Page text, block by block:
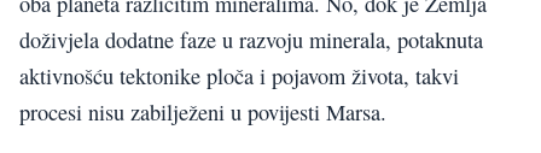
doživjela dodatne faze u razvoju minerala, potaknuta
aktivnošću tektonike ploča i pojavom života, takvi
procesi nisu zabilježeni u povijesti Marsa.